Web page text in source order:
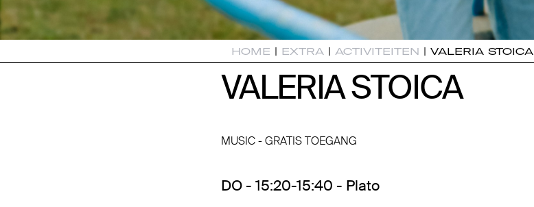
HOME | EXTRA | ACTIVITEITEN | VALERIA STOICA
VALERIA STOICA
VALERIA STOICA
MUSIC - GRATIS TOEGANG
DO - 15:20-15:40 - Plato